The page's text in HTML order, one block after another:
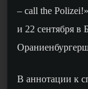
– call the
и 22 сентября в
В аннотации к